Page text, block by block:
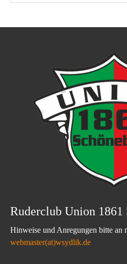
Ruderclub Union 1861
Hinweise und Anregungen bitte an
webmaster(at)wsydlik.de